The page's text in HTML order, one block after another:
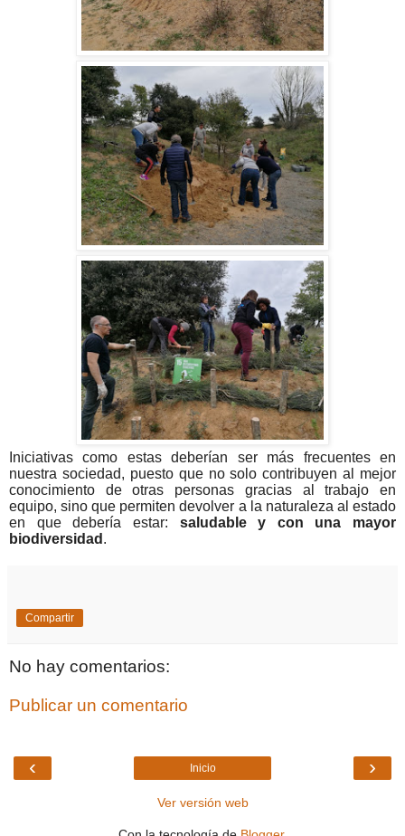
Iniciativas como estas deberían ser más frecuentes en
nuestra sociedad, puesto que no solo contribuyen al mejor
conocimiento de otras personas gracias al trabajo en
equipo, sino que permiten devolver a la naturaleza al estado
en que debería estar: saludable y con una mayor
biodiversidad .
Compartir
No hay comentarios:
Publicar un comentario
‹ ›
Inicio
Ver versión web